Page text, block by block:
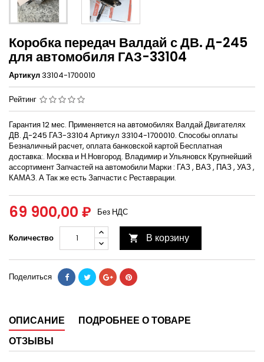
Коробка передач Валдай с ДВ. Д-245
для автомобиля ГАЗ-33104
Артикул33104-1700010
Рейтинг
Гарантия 12 мес. Применяется на автомобилях Валдай Двигателях
ДВ. Д-245 ГАЗ-33104 Артикул 33104-1700010. Способы оплаты
Безналичный расчет, оплата банковской картой Бесплатная
доставка:. Москва и Н.Новгород. Владимир и Ульяновск Крупнейший
ассортимент Запчастей на автомобили Марки : ГАЗ , ВАЗ , ПАЗ , УАЗ ,
КАМАЗ. А Так же есть Запчасти с Реставрации.
69 900,00 ₽ Без НДС
Количество  В корзину
Поделиться
ОПИСАНИЕ
ПОДРОБНЕЕ О ТОВАРЕ
ОТЗЫВЫ